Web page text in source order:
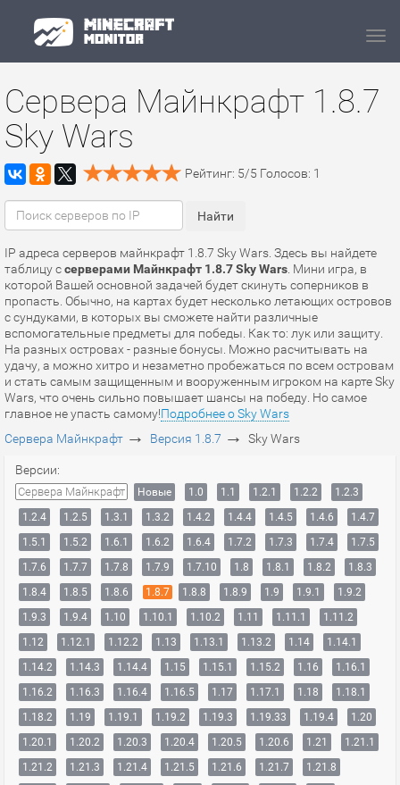
Сервера Майнкрафт 1.8.7
Sky Wars
Рейтинг: 5/5 Голосов: 1
IP адреса серверов майнкрафт 1.8.7 Sky Wars. Здесь вы найдете
таблицу ссерверами Майнкрафт 1.8.7 Sky Wars . Мини игра, в
которой Вашей основной задачей будет скинуть соперников в
пропасть. Обычно, на картах будет несколько летающих островов
с сундуками, в которых вы сможете найти различные
вспомогательные предметы для победы. Как то: лук или защиту.
На разных островах - разные бонусы. Можно расчитывать на
удачу, а можно хитро и незаметно пробежаться по всем островам
и стать самым защищенным и вооруженным игроком на карте Sky
Wars, что очень сильно повышает шансы на победу. Но самое
главное не упасть самому!Подробнее о Sky Wars
Сервера Майнкрафт → Версия 1.8.7 → Sky Wars
Версии:
Сервера Майнкрафт Новые 1.0 1.1 1.2.1 1.2.2
1.2.3
1.2.4
1.2.5 1.3.1 1.3.2 1.4.2 1.4.4 1.4.5 1.4.6
1.4.7
1.5.1
1.5.2 1.6.1 1.6.2 1.6.4 1.7.2 1.7.3 1.7.4
1.7.5
1.7.6
1.7.7 1.7.8 1.7.9 1.7.10 1.8 1.8.1 1.8.2
1.8.3
1.8.4
1.8.5 1.8.6 1.8.7 1.8.8 1.8.9 1.9 1.9.1
1.9.2
1.9.3
1.9.4 1.10 1.10.1 1.10.2 1.11 1.11.1
1.11.2
1.12
1.12.1 1.12.2 1.13 1.13.1 1.13.2 1.14
1.14.1
1.14.2
1.14.3 1.14.4 1.15 1.15.1 1.15.2 1.16
1.16.1
1.16.2
1.16.3 1.16.4 1.16.5 1.17 1.17.1 1.18
1.18.1
1.18.2
1.19 1.19.1 1.19.2 1.19.3 1.19.33 1.19.4
1.20
1.20.1
1.20.2 1.20.3 1.20.4 1.20.5 1.20.6 1.21
1.21.1
1.21.2
1.21.3 1.21.4 1.21.5 1.21.6 1.21.7
1.21.8